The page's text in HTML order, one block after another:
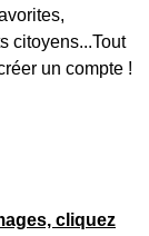
citoyens...Tout
un compte !
cliquez